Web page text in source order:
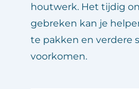
houtwerk. Het tijdig
gebreken kan je
te pakken en verdere
voorkomen.